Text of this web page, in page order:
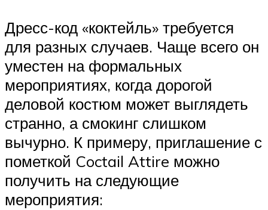
Дресс-код «коктейль» требуется
для разных случаев. Чаще всего он
уместен на формальных
мероприятиях, когда дорогой
деловой костюм может выглядеть
странно, а смокинг слишком
вычурно. К примеру, приглашение с
пометкой Coctail Attire можно
получить на следующие
мероприятия: